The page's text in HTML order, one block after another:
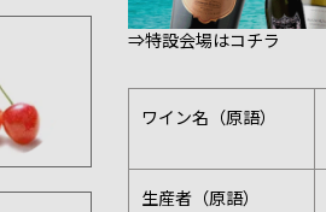
⇒特設会場はコチラ
ワイン名（原語）
生産者（原語）